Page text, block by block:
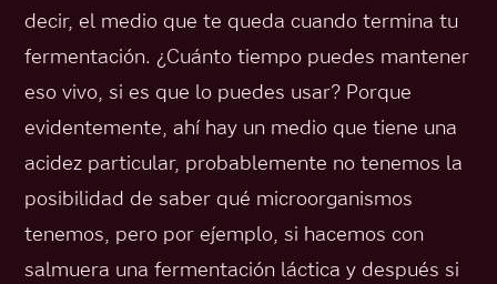
decir, el medio que te queda cuando termina tu
fermentación. ¿Cuánto tiempo puedes mantener
eso vivo, si es que lo puedes usar? Porque
evidentemente, ahí hay un medio que tiene una
acidez particular, probablemente no tenemos la
posibilidad de saber qué microorganismos
tenemos, pero por ejemplo, si hacemos con
salmuera una fermentación láctica y después si